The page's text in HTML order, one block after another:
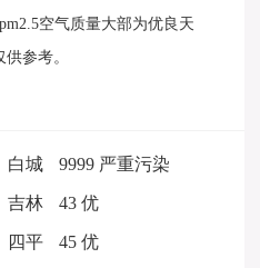
空气质量大部为优良天
参考。
白城 9999 严重污染
吉林 43 优
四平 45 优